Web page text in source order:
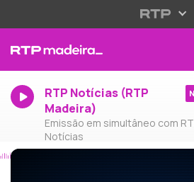
RTP Notícias (RTP
Madeira)
Emissão em simultâneo com
Notícias